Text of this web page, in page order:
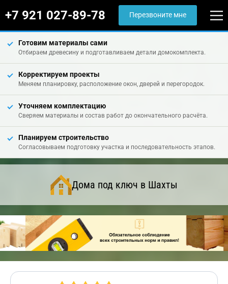
+7 921 027-89-78 Перезвоните мне
Готовим материалы сами
Отбираем древесину и подготавливаем детали домокомплекта.
Корректируем проекты
Меняем планировку, расположение окон, дверей и перегородок.
Уточняем комплектацию
Сверяем материалы и состав работ до окончательного расчёта.
Планируем строительство
Согласовываем подготовку участка и последовательность этапов.
Дома под ключ в Шахты